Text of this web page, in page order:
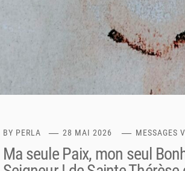
BY PERLA 28 MAI 2026 MESSAGES
Ma seule Paix, mon seul